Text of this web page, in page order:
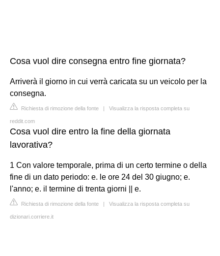
Cosa vuol dire consegna entro fine giornata?
Arriverà il giorno in cui verrà caricata su un veicolo per la
consegna.
Richiesta di rimozione della fonte | Visualizza la risposta completa su
reddit.com
Cosa vuol dire entro la fine della giornata
lavorativa?
1 Con valore temporale, prima di un certo termine o della
fine di un dato periodo: e. le ore 24 del 30 giugno; e.
l'anno; e. il termine di trenta giorni || e.
Richiesta di rimozione della fonte | Visualizza la risposta completa su
dizionari.corriere.it